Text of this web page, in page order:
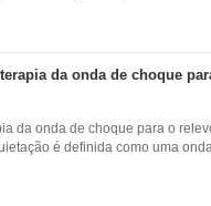
da onda de choque
da onda de choque para o
é definida como uma